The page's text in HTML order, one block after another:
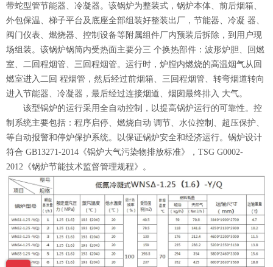
带蛇型管节能器、冷凝器。该锅炉为整装式，锅炉本体、前后烟箱、
外包保温、梯子平台及底座全部组装好整装出厂，节能器、冷凝 器、
阀门仪表、燃烧器、控制设备等附属组件厂内预装后拆除，到用户现
场组装。该锅炉锅筒内受热面主要分三 个换热部件：波形炉胆、回燃
室、二回程烟管、三回程烟管。运行时，炉膛内燃烧的高温烟气从回
燃室进入二回 程烟管，然后经过前烟箱、三回程烟管、转弯烟道转向
进入节能器、冷凝器，最后经过连接烟道、烟囱最终排入 大气。
该型锅炉的运行采用全自动控制，以提高锅炉运行的可靠性。控
制系统主要包括：程序启停、燃烧自动 调节、水位控制、超压保护、
等自动报警和停炉保护系统。以保证锅炉安全和经济运行。锅炉设计
符合 GB13271-2014《锅炉大气污染物排放标准》，TSG G0002-
2012《锅炉节能技术监督管理规程》。